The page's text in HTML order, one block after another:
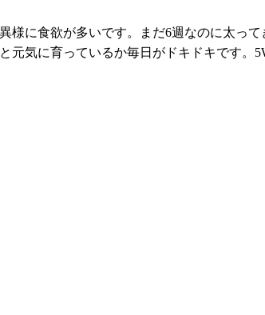
様に食欲が多いです。まだ6週なのに太って
元気に育っているか毎日がドキドキです。